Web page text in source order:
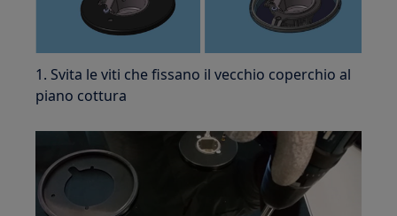
1. Svita le viti che fissano il vecchio coperchio al
piano cottura